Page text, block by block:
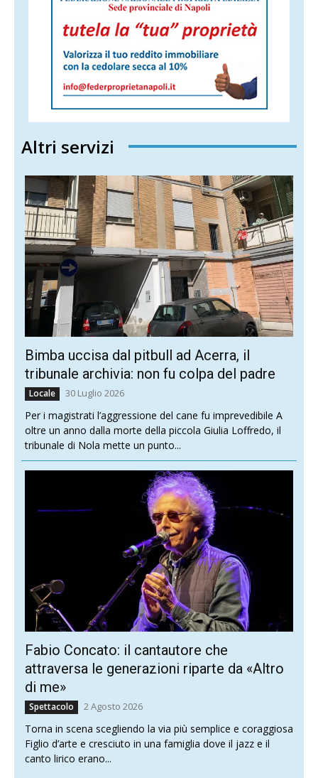
Altri servizi
Bimba uccisa dal pitbull ad Acerra, il
tribunale archivia: non fu colpa del padre
Locale 30 Luglio 2026
Per i magistrati l’aggressione del cane fu imprevedibile A
oltre un anno dalla morte della piccola Giulia Loffredo, il
tribunale di Nola mette un punto...
Fabio Concato: il cantautore che
attraversa le generazioni riparte da «Altro
di me»
Spettacolo 2 Agosto 2026
Torna in scena scegliendo la via più semplice e coraggiosa
Figlio d’arte e cresciuto in una famiglia dove il jazz e il
canto lirico erano...